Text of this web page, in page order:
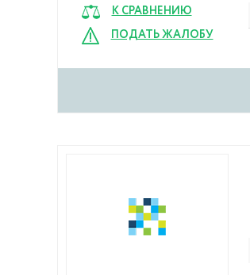
К СРАВНЕНИЮ
ПОДАТЬ ЖАЛОБУ